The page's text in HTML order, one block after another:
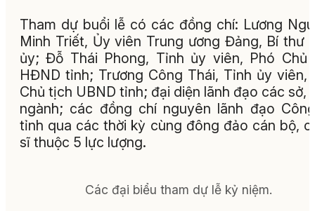
Tham dự buổi lễ có các đồng chí: Lương
Minh Triết, Ủy viên Trung ương Đảng, Bí thư
ủy; Đỗ Thái Phong, Tỉnh ủy viên, Phó Chủ
HĐND tỉnh; Trương Công Thái, Tỉnh ủy viên,
Chủ tịch UBND tỉnh; đại diện lãnh đạo các sở,
ngành; các đồng chí nguyên lãnh đạo
tỉnh qua các thời kỳ cùng đông đảo cán bộ,
sĩ thuộc 5 lực lượng.
Các đại biểu tham dự lễ kỷ niệm.